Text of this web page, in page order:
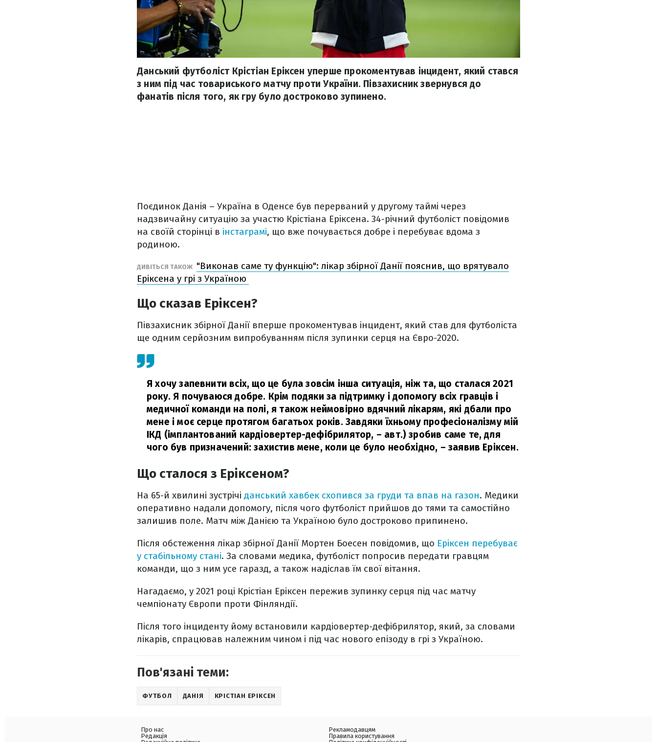
Данський футболіст Крістіан Еріксен уперше прокоментував інцидент, який стався
з ним під час товариського матчу проти України. Півзахисник звернувся до
фанатів після того, як гру було достроково зупинено.
Поєдинок Данія – Україна в Оденсе був перерваний у другому таймі через
надзвичайну ситуацію за участю Крістіана Еріксена. 34-річний футболіст повідомив
на своїй сторінці в інстаграмі, що вже почувається добре і перебуває вдома з
родиною.
ДИВІТЬСЯ ТАКОЖ "Виконав саме ту функцію": лікар збірної Данії пояснив, що врятувало
Еріксена у грі з Україною
Що сказав Еріксен?
Півзахисник збірної Данії вперше прокоментував інцидент, який став для футболіста
ще одним серйозним випробуванням після зупинки серця на Євро-2020.
Я хочу запевнити всіх, що це була зовсім інша ситуація, ніж та, що сталася 2021
року. Я почуваюся добре. Крім подяки за підтримку і допомогу всіх гравців і
медичної команди на полі, я також неймовірно вдячний лікарям, які дбали про
мене і моє серце протягом багатьох років. Завдяки їхньому професіоналізму мій
ІКД (імплантований кардіовертер-дефібрилятор, – авт.) зробив саме те, для
чого був призначений: захистив мене, коли це було необхідно, – заявив Еріксен.
Що сталося з Еріксеном?
На 65-й хвилині зустрічі данський хавбек схопився за груди та впав на газон. Медики
оперативно надали допомогу, після чого футболіст прийшов до тями та самостійно
залишив поле. Матч між Данією та Україною було достроково припинено.
Після обстеження лікар збірної Данії Мортен Боесен повідомив, що Еріксен перебуває
у стабільному стані. За словами медика, футболіст попросив передати гравцям
команди, що з ним усе гаразд, а також надіслав їм свої вітання.
Нагадаємо, у 2021 році Крістіан Еріксен пережив зупинку серця під час матчу
чемпіонату Європи проти Фінляндії.
Після того інциденту йому встановили кардіовертер-дефібрилятор, який, за словами
лікарів, спрацював належним чином і під час нового епізоду в грі з Україною.
Пов'язані теми:
ФУТБОЛ ДАНІЯ КРІСТІАН ЕРІКСЕН
Про нас
Редакція
Рекламодавцям
Правила користування